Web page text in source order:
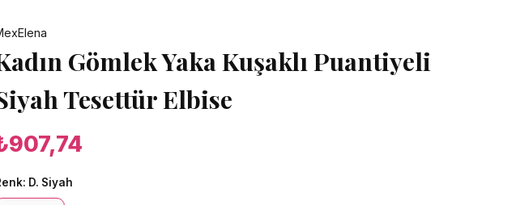
Gömlek Yaka Kuşaklı Puantiyeli
Tesettür Elbise
D. Siyah